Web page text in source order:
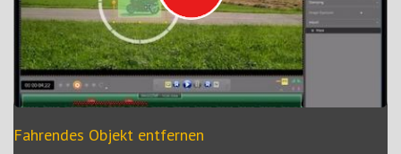
Fahrendes Objekt entfernen